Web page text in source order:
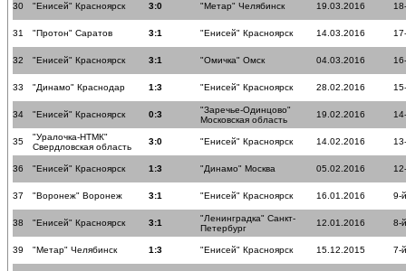
30 "Енисей" Красноярск 3:0 "Метар" Челябинск 19.03.2016
31 "Протон" Саратов 3:1 "Енисей" Красноярск 14.03.2016
32 "Енисей" Красноярск 3:1 "Омичка" Омск 04.03.2016
33 "Динамо" Краснодар 1:3 "Енисей" Красноярск 28.02.2016
34 "Енисей" Красноярск 0:3
"Заречье-Одинцово"
Московская область
19.02.2016
35
"Уралочка-НТМК"
Свердловская область
3:0 "Енисей" Красноярск 14.02.2016
36 "Енисей" Красноярск 1:3 "Динамо" Москва 05.02.2016
37 "Воронеж" Воронеж 3:1 "Енисей" Красноярск 16.01.2016 9-
38 "Енисей" Красноярск 3:1
"Ленинградка" Санкт-
Петербург
12.01.2016 8-
39 "Метар" Челябинск 1:3 "Енисей" Красноярск 15.12.2015 7-